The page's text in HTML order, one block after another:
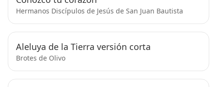
Hermanos Discípulos de Jesús de San Juan Bautista
Aleluya de la Tierra versión corta
Brotes de Olivo